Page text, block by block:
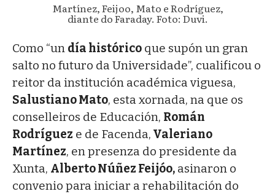
Martínez, Feijoo, Mato e Rodríguez,
diante do Faraday. Foto: Duvi.
Como “un día histórico que supón un gran
salto no futuro da Universidade”, cualificou o
reitor da institución académica viguesa,
Salustiano Mato, esta xornada, na que os
conselleiros de Educación, Román
Rodríguez e de Facenda, Valeriano
Martínez, en presenza do presidente da
Xunta, Alberto Núñez Feijóo, asinaron o
convenio para iniciar a rehabilitación do